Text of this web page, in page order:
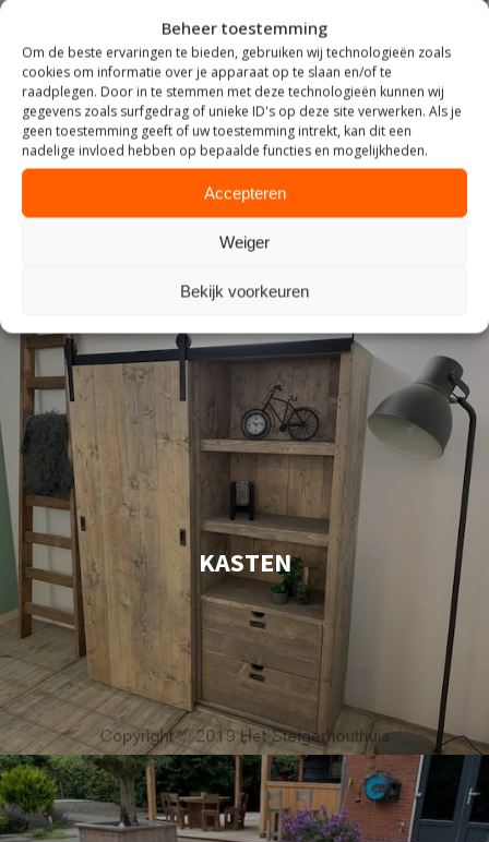
Beheer toestemming
Om de beste ervaringen te bieden, gebruiken wij technologieën zoals
cookies om informatie over je apparaat op te slaan en/of te
raadplegen. Door in te stemmen met deze technologieën kunnen wij
gegevens zoals surfgedrag of unieke ID's op deze site verwerken. Als je
geen toestemming geeft of uw toestemming intrekt, kan dit een
nadelige invloed hebben op bepaalde functies en mogelijkheden.
Accepteren
Weiger
Bekijk voorkeuren
ZITTEN
KASTEN